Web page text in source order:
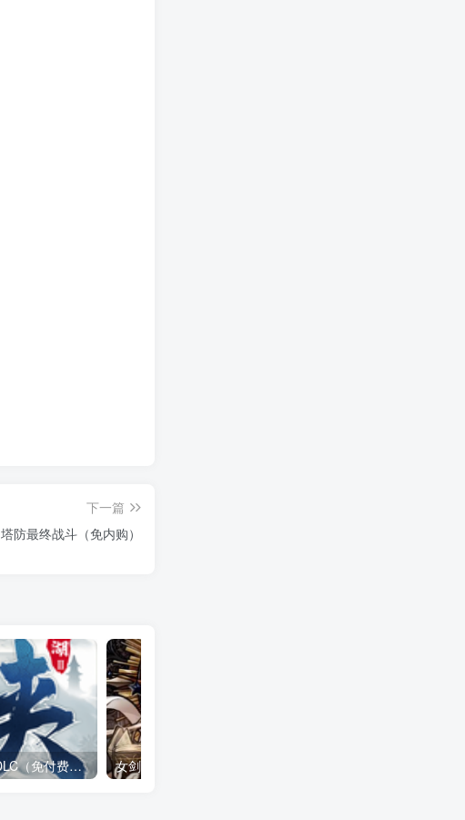
下一篇
塔防最终战斗（免内购）
下一站江湖2 全DLC（免付费解锁完整版）Steam移植